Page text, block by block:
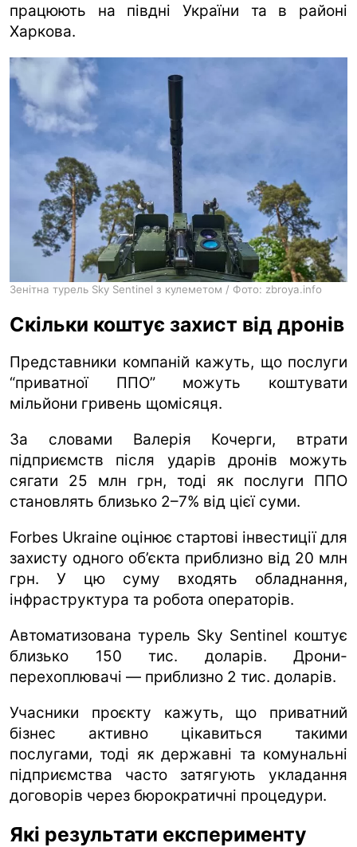
працюють на півдні України та в районі
Харкова.
Зенітна турель Sky Sentinel з кулеметом / Фото: zbroya.info
Скільки коштує захист від дронів
Представники компаній кажуть, що послуги
“приватної ППО” можуть коштувати
мільйони гривень щомісяця.
За словами Валерія Кочерги, втрати
підприємств після ударів дронів можуть
сягати 25 млн грн, тоді як послуги ППО
становлять близько 2–7% від цієї суми.
Forbes Ukraine оцінює стартові інвестиції для
захисту одного об’єкта приблизно від 20 млн
грн. У цю суму входять обладнання,
інфраструктура та робота операторів.
Автоматизована турель Sky Sentinel коштує
близько 150 тис. доларів. Дрони-
перехоплювачі — приблизно 2 тис. доларів.
Учасники проєкту кажуть, що приватний
бізнес активно цікавиться такими
послугами, тоді як державні та комунальні
підприємства часто затягують укладання
договорів через бюрократичні процедури.
Які результати експерименту